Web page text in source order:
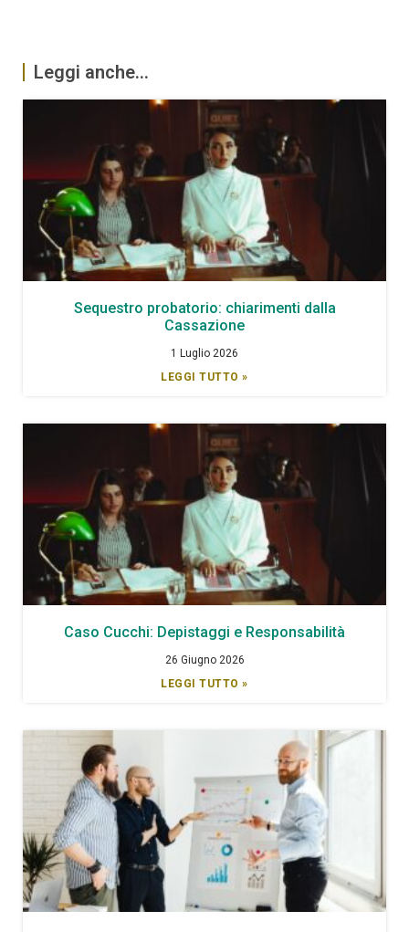
Leggi anche...
Sequestro probatorio: chiarimenti dalla
Cassazione
1 Luglio 2026
LEGGI TUTTO »
Caso Cucchi: Depistaggi e Responsabilità
26 Giugno 2026
LEGGI TUTTO »